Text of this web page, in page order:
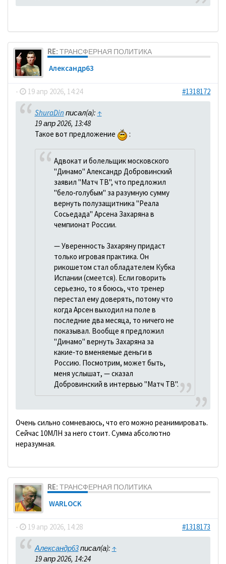
RE: ТРАНСФЕРНАЯ ПОЛИТИКА
Александр63
- 19 апр 2026, 14:24 #1318172
ShuraDin писал(а): ↑
19 апр 2026, 13:48
Такое вот предложение
:
Адвокат и болельщик московского
"Динамо" Александр Добровинский
заявил "Матч ТВ", что предложил
"бело‑голубым" за разумную сумму
вернуть полузащитника "Реала
Сосьедада" Арсена Захаряна в
чемпионат России.
— Уверенность Захаряну придаст
только игровая практика. Он
рикошетом стал обладателем Кубка
Испании (смеется). Если говорить
серьезно, то я боюсь, что тренер
перестал ему доверять, потому что
когда Арсен выходил на поле в
последние два месяца, то ничего не
показывал. Вообще я предложил
"Динамо" вернуть Захаряна за
какие‑то вменяемые деньги в
Россию. Посмотрим, может быть,
меня услышат, — сказал
Добровинский в интервью "Матч ТВ".
Очень сильно сомневаюсь, что его можно реанимировать.
Сейчас 10МЛН за него стоит. Сумма абсолютно
неразумная.
RE: ТРАНСФЕРНАЯ ПОЛИТИКА
WARLOCK
- 19 апр 2026, 14:28 #1318173
Александр63писал(а): ↑
19 апр 2026, 14:24